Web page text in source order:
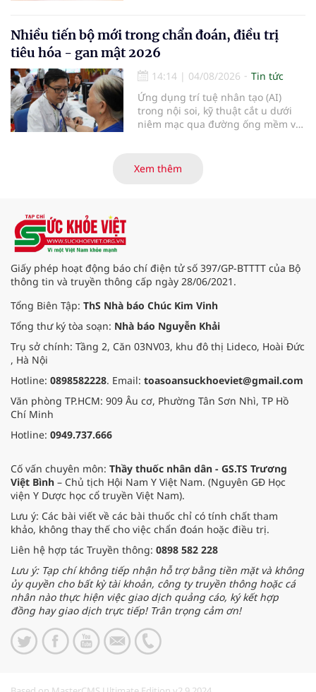
điểm dừng chân đầu tiên tại Bệnh
viện Bạch Mai cơ sở Ninh Bình.
Nhiều tiến bộ mới trong chẩn đoán, điều trị
tiêu hóa - gan mật 2026
14:14 | 04/08/2026
Tin tức
Ứng dụng trí tuệ nhân tạo (AI)
trong nội soi, kỹ thuật cắt u dưới
niêm mạc qua đường ống mềm và
là những nội dung trọng tâm được
báo cáo tại Hội thảo khoa học cập
Xem thêm
Giấy phép hoạt động báo chí điện tử số 397/GP-BTTTT của Bộ
thông tin và truyền thông cấp ngày 28/06/2021.
Tổng Biên Tập: ThS Nhà báo Chúc Kim Vinh
Tổng thư ký tòa soạn: Nhà báo Nguyễn Khải
Trụ sở chính: Tầng 2, Căn 03NV03, khu đô thị Lideco, Hoài Đức
, Hà Nội
Hotline: 0898582228. Email: toasoansuckhoeviet@gmail.com
Văn phòng TP.HCM: 909 Âu cơ, Phường Tân Sơn Nhì, TP Hồ
Chí Minh
Hotline: 0949.737.666
Cố vấn chuyên môn: Thầy thuốc nhân dân - GS.TS Trương
Việt Bình – Chủ tịch Hội Nam Y Việt Nam. (Nguyên GĐ Học
viện Y Dược học cổ truyền Việt Nam).
Lưu ý: Các bài viết về các bài thuốc chỉ có tính chất tham
khảo, không thay thế cho việc chẩn đoán hoặc điều trị.
Liên hệ hợp tác Truyền thông: 0898 582 228
Lưu ý: Tạp chí không tiếp nhận hỗ trợ bằng tiền mặt và không
ủy quyền cho bất kỳ tài khoản, công ty truyền thông hoặc cá
nhân nào thực hiện việc giao dịch quảng cáo, ký kết hợp
đồng hay giao dịch trực tiếp! Trân trọng cảm ơn!